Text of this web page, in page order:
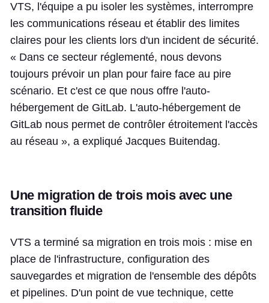
VTS, l'équipe a pu isoler les systèmes, interrompre
les communications réseau et établir des limites
claires pour les clients lors d'un incident de sécurité.
« Dans ce secteur réglementé, nous devons
toujours prévoir un plan pour faire face au pire
scénario. Et c'est ce que nous offre l'auto-
hébergement de GitLab. L'auto-hébergement de
GitLab nous permet de contrôler étroitement l'accès
au réseau », a expliqué Jacques Buitendag.
Une migration de trois mois avec une
transition fluide
VTS a terminé sa migration en trois mois : mise en
place de l'infrastructure, configuration des
sauvegardes et migration de l'ensemble des dépôts
et pipelines. D'un point de vue technique, cette